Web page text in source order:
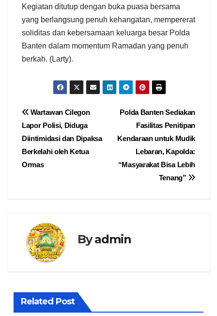
Kegiatan ditutup dengan buka puasa bersama
yang berlangsung penuh kehangatan, mempererat
soliditas dan kebersamaan keluarga besar Polda
Banten dalam momentum Ramadan yang penuh
berkah. (Larty).
Navigasi
pos
Polda Banten Sediakan
Fasilitas Penitipan
Kendaraan untuk Mudik
Lebaran, Kapolda:
“Masyarakat Bisa Lebih
Tenang”
Wartawan Cilegon
Lapor Polisi, Diduga
Diintimidasi dan Dipaksa
Berkelahi oleh Ketua
Ormas
Byadmin
Related Post